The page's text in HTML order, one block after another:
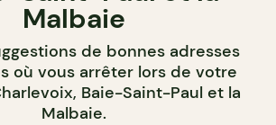
Malbaie
de bonnes adresses
où vous arrêter lors de votre
Baie-Saint-Paul et la
Malbaie.